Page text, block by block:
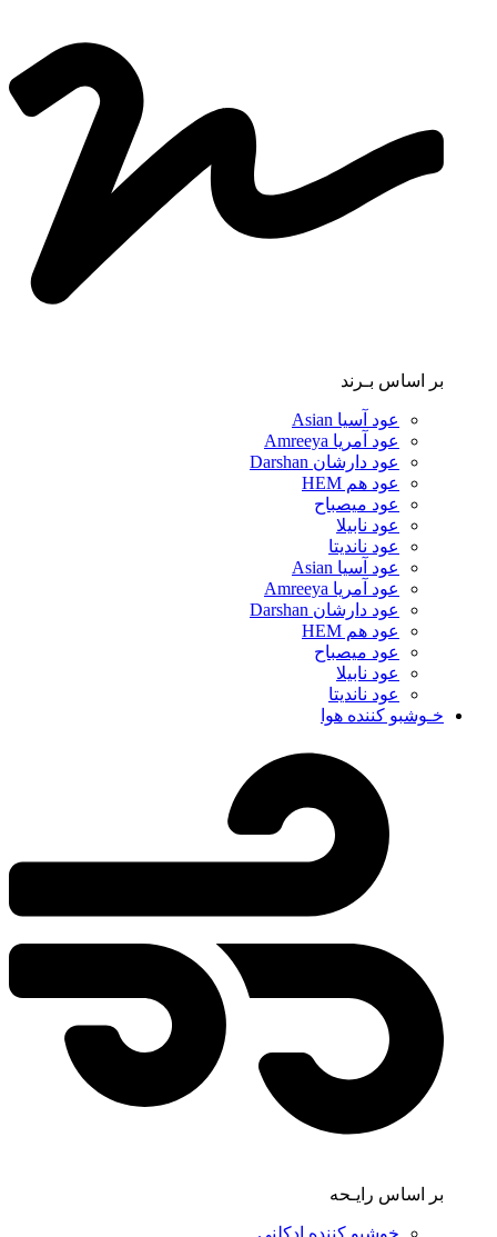
بر اساس بـرند
عود آسیا Asian
عود آمریا Amreeya
عود دارشان Darshan
عود هم HEM
عود میصباح
عود نابیلا
عود ناندیتا
عود آسیا Asian
عود آمریا Amreeya
عود دارشان Darshan
عود هم HEM
عود میصباح
عود نابیلا
عود ناندیتا
خـوشبو کننده هوا
بر اساس رایـحه
خوشبو کننده ادکلنی